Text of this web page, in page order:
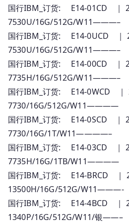
国行IBM_订货: E14-01CD ｜
7530U/16G/512G/
国行IBM_订货: E14-0UCD ｜
7530U/16G/512G/
国行IBM_订货: E14-00CD ｜
7735H/16G/512G/
国行IBM_订货: E14-0WCD ｜
7730/16G/512G/
国行IBM_订货: E14-0SCD ｜
7730/16G/1T/W11————–
国行IBM_订货: E14-03CD ｜
7735H/16G/1TB/
国行IBM_订货: E14-BRCD ｜
13500H/16G/512G/
国行IBM_订货: E14-4BCD ｜
1340P/16G/512G/W11/银